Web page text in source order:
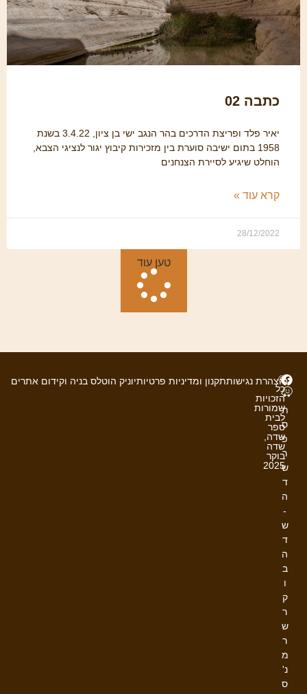
כתבה 02
יאיר פלד ופריצת הדרכים בהר הנגב ישי בן ציון, 3.4.22 בשנת
1958 בתום ישיבה סוערת בין מזכירות קיבוץ יגור לנציגי הצבא,
הוחלט שיגיע לסיירת הצנחנים
קרא עוד »
28/12/2022
טען עוד
ב
י
ת
ס
פ
ר
ש
ד
ה
-
ש
ד
ה
ב
ו
ק
ר
ש
ר
מ
נ'
ס
©
כל
הזכויות
שמורות
לבית
ספר
שדה,
שדה
בוקר
2025
הצהרת נגישותתקנון ומדיניות פרטיותיוניק הוטלס בניה וקידום אתרים